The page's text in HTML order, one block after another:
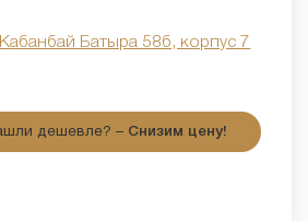
Батыра 58б, корпус 7
дешевле? – Снизим цену!